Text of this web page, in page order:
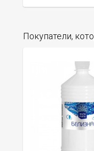
Покупатели,